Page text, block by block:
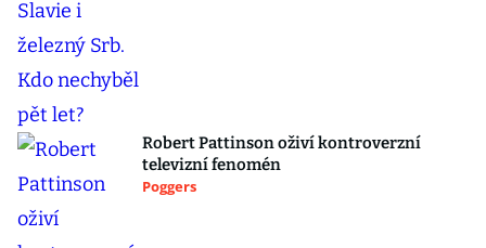
Robert Pattinson oživí kontroverzní
televizní fenomén
Poggers